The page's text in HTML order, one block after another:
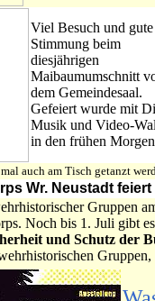
Viel Besuch und gute
Stimmung beim
diesjährigen
Maibaumumschnitt
dem Gemeindesaal.
Gefeiert wurde mit
Musik und Video-
in den frühen Morgen
auch am Tisch getanzt
Wr. Neustadt
Gruppen
Noch bis 1. Juli gibt
und Schutz der